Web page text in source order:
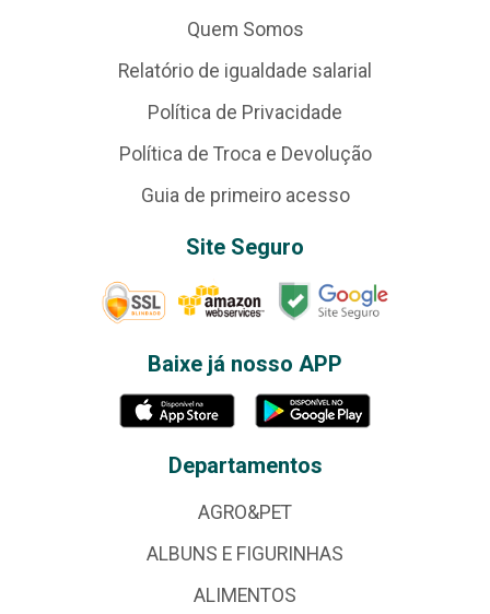
Quem Somos
Relatório de igualdade salarial
Política de Privacidade
Política de Troca e Devolução
Guia de primeiro acesso
Site Seguro
Baixe já nosso APP
Departamentos
AGRO&PET
ALBUNS E FIGURINHAS
ALIMENTOS